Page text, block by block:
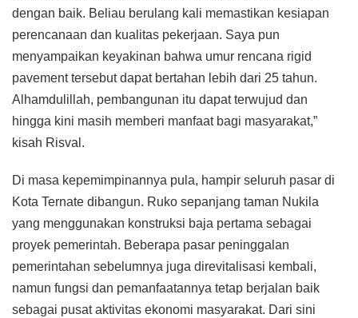
dengan baik. Beliau berulang kali memastikan kesiapan
perencanaan dan kualitas pekerjaan. Saya pun
menyampaikan keyakinan bahwa umur rencana rigid
pavement tersebut dapat bertahan lebih dari 25 tahun.
Alhamdulillah, pembangunan itu dapat terwujud dan
hingga kini masih memberi manfaat bagi masyarakat,”
kisah Risval.
Di masa kepemimpinannya pula, hampir seluruh pasar di
Kota Ternate dibangun. Ruko sepanjang taman Nukila
yang menggunakan konstruksi baja pertama sebagai
proyek pemerintah. Beberapa pasar peninggalan
pemerintahan sebelumnya juga direvitalisasi kembali,
namun fungsi dan pemanfaatannya tetap berjalan baik
sebagai pusat aktivitas ekonomi masyarakat. Dari sini